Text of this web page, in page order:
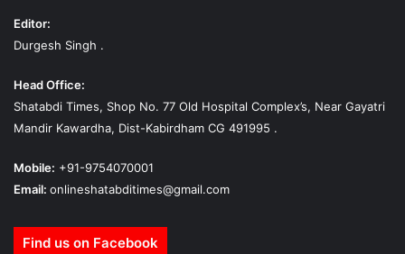
Editor:
Durgesh Singh .
Head Office:
Shatabdi Times, Shop No. 77 Old Hospital Complex’s, Near Gayatri
Mandir Kawardha, Dist-Kabirdham CG 491995 .
Mobile: +91-9754070001
Email: onlineshatabditimes@gmail.com
Find us on Facebook